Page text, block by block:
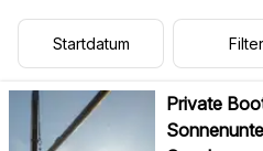
Startdatum Filter
Private